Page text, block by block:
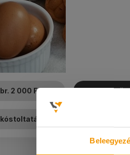
br. 2 000 Ft/óra
kóstoltatás